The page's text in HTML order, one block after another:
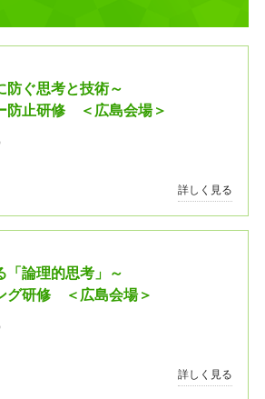
防ぐ思考と技術～
防止研修 ＜広島会場＞
詳しく見る
「論理的思考」～
グ研修 ＜広島会場＞
詳しく見る